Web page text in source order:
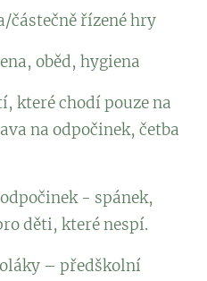
řízené hry
oběd, hygiena
které chodí pouze na
na odpočinek, četba
- spánek,
děti, které nespí.
– předškolní